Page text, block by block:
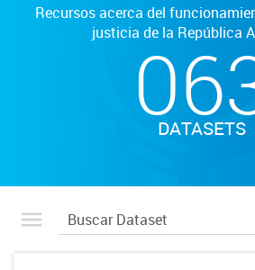
Recursos acerca del
justicia de la República
DATASETS